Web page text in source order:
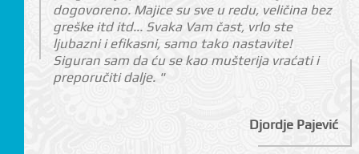
dogovoreno. Majice su sve u redu, veličina bez
greške itd itd... Svaka Vam čast, vrlo ste
ljubazni i efikasni, samo tako nastavite!
Siguran sam da ću se kao mušterija vraćati i
preporučiti dalje. "
Djordje Pajević